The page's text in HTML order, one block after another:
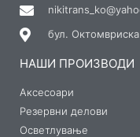
бул.
НАШИ ПРОИЗВОДИ
Аксесоари
Резервни делови
Осветлување